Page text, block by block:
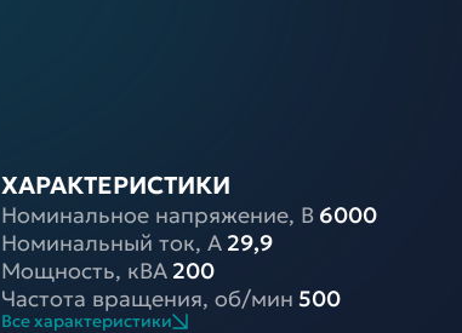
ХАРАКТЕРИСТИКИ
Номинальное напряжение, В 6000
Номинальный ток, A 29,9
Мощность, кВА 200
Частота вращения, об/мин 500
Все характеристики